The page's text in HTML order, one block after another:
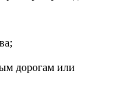
дорогам или